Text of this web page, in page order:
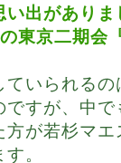
出があり
東京二期会
いられる
すが、中
が若杉マ
。